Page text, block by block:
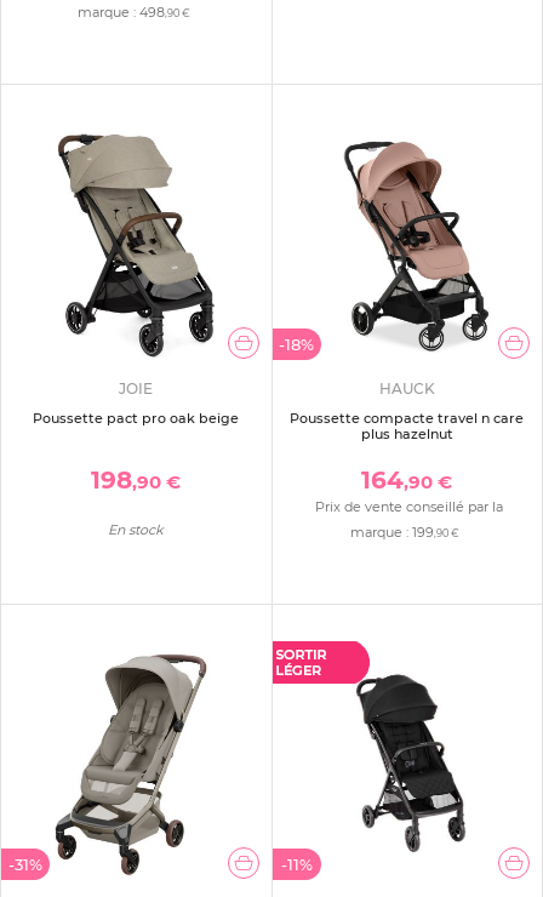
marque : 498,90 €
JOIE
Poussette pact pro oak beige
198,90 €
En stock
-18%
HAUCK
Poussette compacte travel n care
plus hazelnut
164,90 €
Prix de vente conseillé par la
marque : 199 ,90 €
-31% -11%